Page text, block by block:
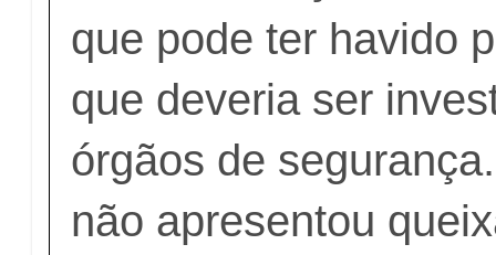
que pode ter havido
que deveria ser
órgãos de
não apresentou